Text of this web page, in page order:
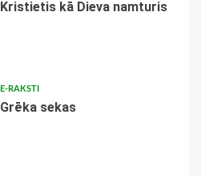
Kristietis kā Dieva namturis
E-RAKSTI
Grēka sekas